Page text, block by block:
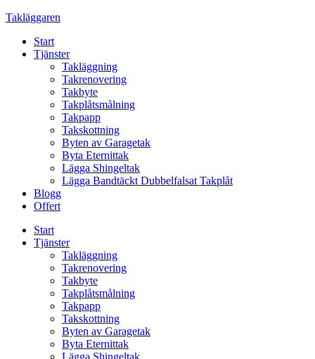
Skip
content
Takläggaren
Start
Tjänster
Takläggning
Takrenovering
Takbyte
Takplåtsmålning
Takpapp
Takskottning
Byten av Garagetak
Byta Eternittak
Lägga Shingeltak
Lägga Bandtäckt Dubbelfalsat Takplåt
Blogg
Offert
Start
Tjänster
Takläggning
Takrenovering
Takbyte
Takplåtsmålning
Takpapp
Takskottning
Byten av Garagetak
Byta Eternittak
Lägga Shingeltak